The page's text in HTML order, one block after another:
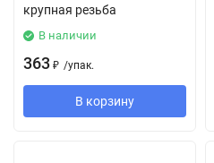
крупная резьба
В наличии
363 ₽ /упак.
В корзину